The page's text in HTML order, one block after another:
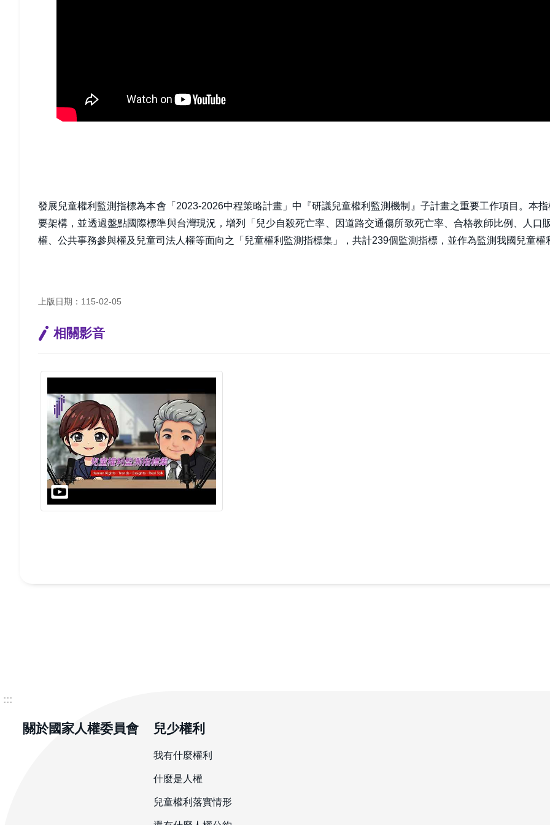
發展兒童權利監測指標為本會「2023-2026中程策略計畫」中『研議兒童權利監測機制』子計畫之重要工作項目。本
要架構，並透過盤點國際標準與台灣現況，增列「兒少自殺死亡率、因道路交通傷所致死亡率、合格教師比例、人
權、公共事務參與權及兒童司法人權等面向之「兒童權利監測指標集」，共計239個監測指標，並作為監測我國兒童權
上版日期：115-02-05
相關影音
:::
關於國家人權委員會 兒少權利
我有什麼權利
什麼是人權
兒童權利落實情形